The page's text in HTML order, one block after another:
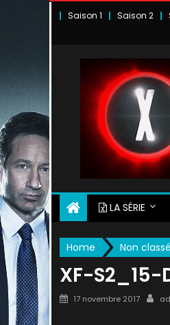
Saison 1 Saison 2
LA SÉRIE
Home Non classé
XF-
Posted
17 novembre 2017